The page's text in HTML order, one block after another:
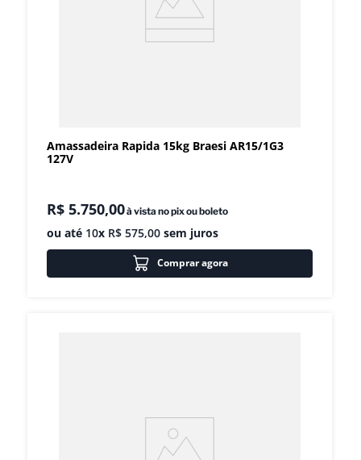
Amassadeira Rapida 15kg Braesi AR15/1G3
127V
R$ 5.750,00à vista no pix ou boleto
ou até 10x R$ 575,00 sem juros
Comprar agora